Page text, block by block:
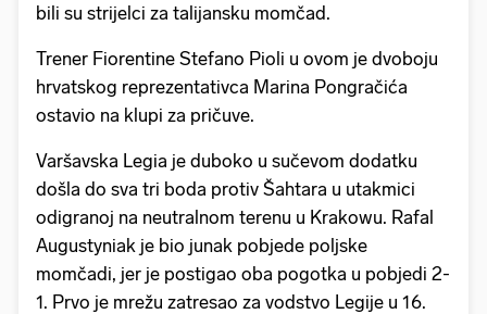
bili su strijelci za talijansku momčad.
Trener Fiorentine Stefano Pioli u ovom je dvoboju
hrvatskog reprezentativca Marina Pongračića
ostavio na klupi za pričuve.
Varšavska Legia je duboko u sučevom dodatku
došla do sva tri boda protiv Šahtara u utakmici
odigranoj na neutralnom terenu u Krakowu. Rafal
Augustyniak je bio junak pobjede poljske
momčadi, jer je postigao oba pogotka u pobjedi 2-
1. Prvo je mrežu zatresao za vodstvo Legije u 16.